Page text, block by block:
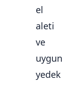
el
aleti
ve
uygun
yedek